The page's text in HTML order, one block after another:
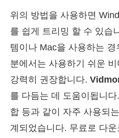
위의 방법을 사용하면
를 쉽게 트리밍 할 수 있습
템이나 Mac을 사용하는
분에서는 사용하기 쉬운
강력히 권장합니다.
를 다듬는 데 도움이됩니
합 등과 같이 자주 사용되
계되었습니다. 무료로 다